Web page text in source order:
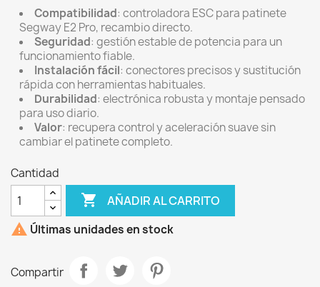
Compatibilidad: controladora ESC para patinete
Segway E2 Pro, recambio directo.
Seguridad: gestión estable de potencia para un
funcionamiento fiable.
Instalación fácil: conectores precisos y sustitución
rápida con herramientas habituales.
Durabilidad: electrónica robusta y montaje pensado
para uso diario.
Valor: recupera control y aceleración suave sin
cambiar el patinete completo.
Cantidad
 AÑADIR AL CARRITO
 Últimas unidades en stock
Compartir